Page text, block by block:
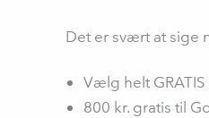
Det er svært at sige
Vælg helt
800 kr. gratis til